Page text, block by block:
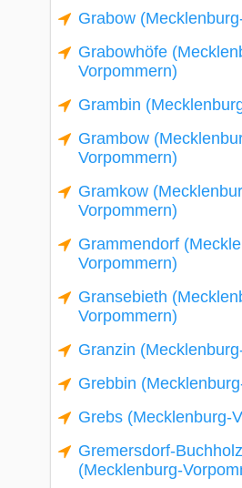
Grabow
Grabowhöfe
Vorpommern)
Grambin
Grambow
Vorpommern)
Gramkow
Vorpommern)
Grammendorf
Vorpommern)
Gransebieth
Vorpommern)
Granzin
Grebbin
Grebs (Mecklenburg-
Gremersdorf-Buchholz
(Mecklenburg-